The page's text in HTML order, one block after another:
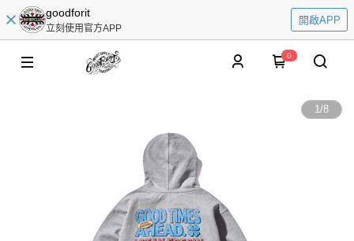
goodforit
立刻使用官方APP
開啟APP
0
1/8